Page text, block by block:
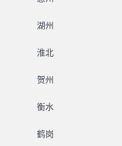
湖州
淮北
贺州
衡水
鹤岗